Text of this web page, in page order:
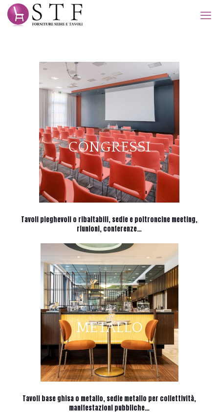
CONGRESSI
Tavoli pieghevoli o ribaltabili, sedie e poltroncine meeting,
riunioni, conferenze…
METALLO
Tavoli base ghisa o metallo, sedie metallo per collettività,
manifestazioni pubbliche…